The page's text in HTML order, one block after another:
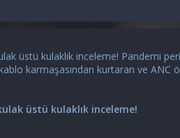
üstü kulaklık inceleme! Pandemi
karmaşasından kurtaran ve ANC
üstü kulaklık inceleme!